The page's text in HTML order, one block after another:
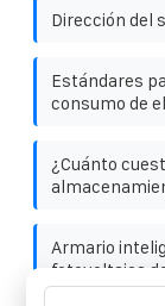
Dirección del
Estándares
consumo de
¿Cuánto
Armario
fotovoltaica